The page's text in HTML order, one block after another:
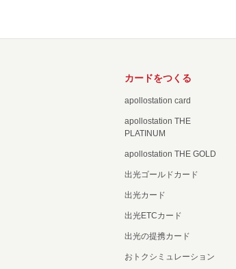
カードをつくる
apollostation card
apollostation THE
PLATINUM
apollostation THE GOLD
出光ゴールドカード
出光カード
出光ETCカード
出光の提携カード
おトクシミュレーション